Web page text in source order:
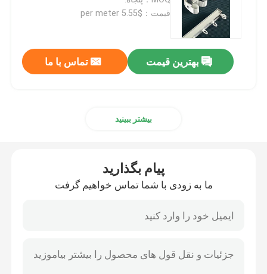
کفش مردانه دست دوم
کفش های بالا دست استفاده شده
کفش بچه گانه دست دوم
لباس های گاه به گاه پاییزی
مدل پیراهن مردانه جدید
قیمت：$5.55 per meter
بهترین قیمت تماس با ما
بیشتر ببینید
پیام بگذارید
ما به زودی با شما تماس خواهیم گرفت